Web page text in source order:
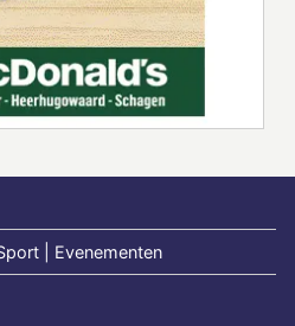
| Evenementen